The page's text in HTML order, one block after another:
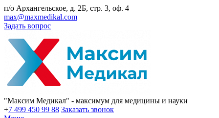
п/о Архангельское, д. 2Б, стр. 3, оф. 4
max@maxmedikal.com
Задать вопрос
"Максим Медикал" - максимум для медицины и науки
+7 499 450 99 88 Заказать звонок